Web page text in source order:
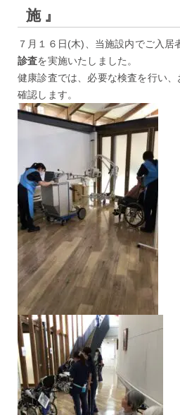
施』
７月１６日(木)、当施設内でご入居
診査を実施いたしました。
健康診査では、必要な検査を行い
確認します。